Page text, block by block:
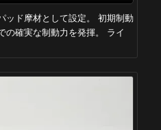
ッド摩材として設定。 初期制動
の確実な制動力を発揮。 ライ